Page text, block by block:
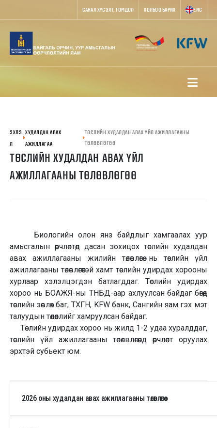
САНАЛ ХҮСЭЛТ, ГОМДОЛ ХОЛБОО БАРИХ ENG
ЭХЛЭ
Л
ХУДАЛДАН АВАХ
АЖИЛЛАГАА
ТӨСЛИЙН ХУДАЛДАН АВАХ ҮЙЛ АЖИЛЛАГААНЫ
ТӨЛӨВЛӨГӨӨ
ТӨСЛИЙН ХУДАЛДАН АВАХ ҮЙЛ
АЖИЛЛАГААНЫ ТӨЛӨВЛӨГӨӨ
Биологийн олон янз байдлыг хамгаалах уур
амьсгалын өөрчлөлтөд дасан зохицох төслийн худалдан
авах ажиллагааны жилийн төлөвлөгөө нь төслийн үйл
ажиллагааны төлөвлөгөөтэй хамт төслийн удирдах хорооны
хурлаар хэлэлцэгдэн батлагддаг. Төслийн удирдах
хороо нь БОАЖЯ-ны ТНБД-аар ахлуулсан байдаг бөгөөд
төслийн зөвлөх баг, ТХГН, KFW банк, Сангийн яам гэх мэт
талуудын төлөөллийг хамруулсан байдаг.
Төслийн удирдах хороо нь жилд 1-2 удаа хуралддаг,
төслийн үйл ажиллагааны төлөлвлөгөөнд өөрчлөлт оруулах
эрхтэй субьект юм.
2026 оны худалдан авах ажиллагааны төлөвлөгөө